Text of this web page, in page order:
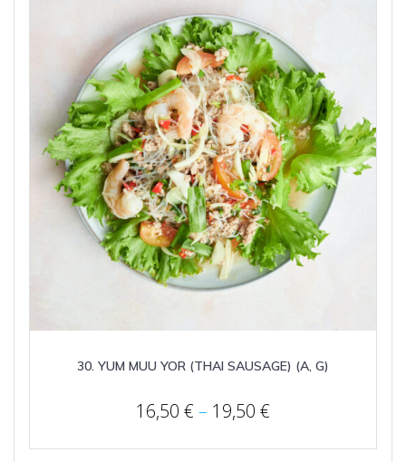
30. YUM MUU YOR (THAI SAUSAGE) (A, G)
16,50 € – 19,50 €